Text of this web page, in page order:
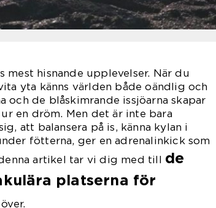
mest hisnande upplevelser. När du
yta känns världen både oändlig och
och de blåskimrande issjöarna skapar
en dröm. Men det är inte bara
att balansera på is, känna kylan i
fötterna, ger en adrenalinkick som
artikel tar vi dig med till de
platserna för